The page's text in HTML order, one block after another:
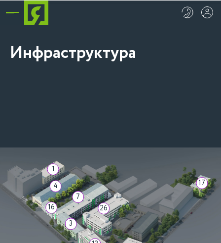
Инфраструктура
17
1
4
16
7
3
26
ВСЕ СПОРТ И ХОББИ КРАСОТА И